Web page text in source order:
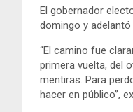
El gobernador
domingo y
“El camino fue
primera vuelta, del
mentiras. Para
hacer en público”,